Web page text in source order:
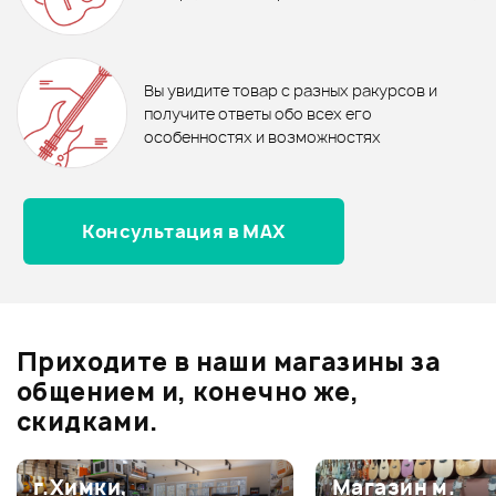
В корзину
Чехол Lutner LDG-4G
В корзину
Чехол LUTNER LDG-5
Отзывы
0.0
Оценка5
Оценка4
Оценка1
Вы увидите товар с разных ракурсов и
получите ответы обо всех его
особенностях и возможностях
Консультация в MAX
Приходите в наши магазины за
общением и, конечно же,
скидками.
г.Химки,
Магазин м.